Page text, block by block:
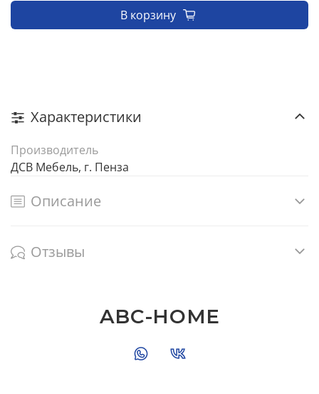
В корзину
Характеристики
Производитель
ДСВ Мебель, г. Пенза
Описание
Отзывы
ABC-HOME